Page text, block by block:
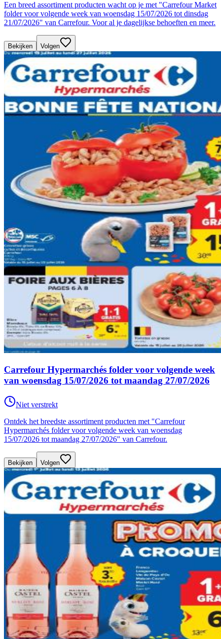
Een breed assortiment producten wacht op je met "Carrefour Market
folder voor volgende week van woensdag 15/07/2026 tot dinsdag
21/07/2026" van Carrefour. Voor al je dagelijkse behoeften en meer.
Bekijken Volgen
Carrefour Hypermarchés folder voor volgende week
van woensdag 15/07/2026 tot maandag 27/07/2026
Niet verstrekt
Ontdek het breedste assortiment producten met "Carrefour
Hypermarchés folder voor volgende week van woensdag
15/07/2026 tot maandag 27/07/2026" van Carrefour.
Bekijken Volgen